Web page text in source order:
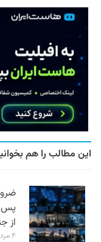
این مطالب را هم
پس
از
۴ مرداد ۱۴۰۵